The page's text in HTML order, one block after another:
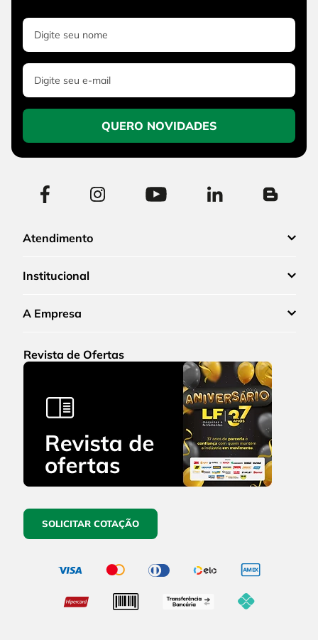
QUERO NOVIDADES
Atendimento
Institucional
A Empresa
Revista de Ofertas
SOLICITAR COTAÇÃO